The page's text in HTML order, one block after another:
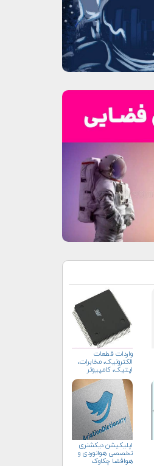
واردات قطعات
الکترونیک، مخابرات،
اپتیک، کامپیوتر
اپلیکیشن دیکشنری
تخصصی هوانوردی و
هوافضا چکاوک